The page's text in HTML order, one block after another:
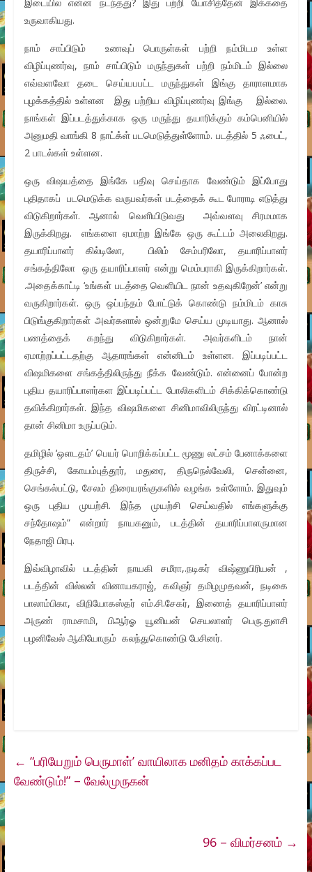
உருவாகியது.
நாம் சாப்பிடும் உணவுப் பொருள்கள் பற்றி நம்மிடம உள்ள
விழிப்புணர்வு, நாம் சாப்பிடும் மருந்துகள் பற்றி நம்மிடம் இல்லை
எவ்வளவோ தடை செய்யபபட்ட மருந்துகள் இங்கு தாராளமாக
புழக்கத்தில் உள்ளன இது பற்றிய விழிப்புணர்வு இங்கு இல்லை.
நாங்கள் இப்படத்துக்காக ஒரு மருந்து தயாரிக்கும் கம்பெனியில்
அனுமதி வாங்கி 8 நாட்க்ள் படமெடுத்துள்ளோம். படத்தில் 5 ஃபைட்,
2 பாடல்கள் உள்ளன.
ஒரு விஷயத்தை இங்கே பதிவு செய்தாக வேண்டும் இப்போது
புதிதாகப் படமெடுக்க வருபவர்கள் படத்தைக் கூட போராடி எடுத்து
விடுகிறார்கள். ஆனால் வெளியிடுவது அவ்வளவு சிரமமாக
இருக்கிறது. எங்களை ஏமாற்ற இங்கே ஒரு கூட்டம் அலைகிறது.
தயாரிப்பாளர் கில்டிலோ, பிலிம் சேம்பரிலோ, தயாரிப்பாளர்
சங்கத்திலோ ஒரு தயாரிப்பாளர் என்று மெம்பராகி இருக்கிறார்கள்.
.அதைக்காட்டி ‘உங்கள் படத்தை வெளியிட நான் உதவுகிறேன்’ என்று
வருகிறார்கள். ஒரு ஒப்பந்தம் போட்டுக் கொண்டு நம்மிடம் காசு
பிடுங்குகிறார்கள் அவர்களால் ஒன்றுமே செய்ய முடியாது. ஆனால்
பணத்தைக் கறந்து விடுகிறார்கள். அவர்களிடம் நான்
ஏமாற்றப்பட்டதற்கு ஆதாரங்கள் என்னிடம் உள்ளன. இப்படிப்பட்ட
விஷமிகளை சங்கத்திலிருந்து நீக்க வேண்டும். என்னைப் போன்ற
புதிய தயாரிப்பாளர்கள இப்படிப்பட்ட போலிகளிடம் சிக்கிக்கொண்டு
தவிக்கிறார்கள். இந்த விஷமிகளை சினிமாவிலிருந்து விரட்டினால்
தான் சினிமா உருப்படும்.
தமிழில் ‘ஒளடதம்’ பெயர் பொறிக்கப்பட்ட மூணு லட்சம் பேனாக்களை
திருச்சி, கோயம்புத்தூர், மதுரை, திருநெல்வேலி, சென்னை,
செங்கல்பட்டு, சேலம் திரையரங்குகளில் வழங்க உள்ளோம். இதுவும்
ஒரு புதிய முயற்சி. இந்த முயற்சி செய்வதில் எங்களுக்கு
சந்தோஷம்” என்றார் நாயகனும், படத்தின் தயாரிப்பாளருமான
நேதாஜி பிரபு.
இவ்விழாவில் படத்தின் நாயகி சமீரா,.நடிகர் விஷ்ணுபிரியன் ,
படத்தின் வில்லன் வினாயகராஜ், கவிஞர் தமிழமுதவன், நடிகை
பாலாம்பிகா, விநியோகஸ்தர் எம்.சி.சேகர், இணைத் தயாரிப்பாளர்
அருண் ராமசாமி, பிஆர்ஓ யூனியன் செயலாளர் பெரு.துளசி
பழனிவேல் ஆகியோரும் கலந்துகொண்டு பேசினர்.
← “பரியேறும் பெருமாள்’ வாயிலாக மனிதம் காக்கப்பட
வேண்டும்!” – வேல்முருகன்
96 – விமர்சனம் →